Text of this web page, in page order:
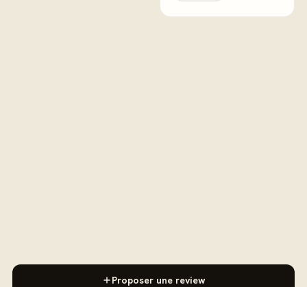
Proposer une review